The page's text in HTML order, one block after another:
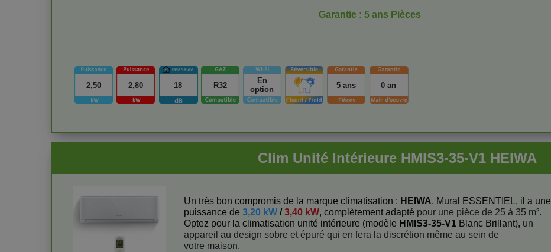
Garantie : 5 ans Pièces
5 ans 0 an
2,50 2,80
En
option
18 R32
Clim Unité Intérieure HMIS3-35-V1 HEIWA
Un très bon compromis de la marque climatisation : HEIWA, Mural ESSENTIEL, il a une
puissance de 3,20 kW /3,40 kW, complètement adapté pour une pièce de 25 à 35 m².
Optez pour la climatisation unité intérieure (modèle HMIS3-35-V1 Blanc Brillant), un
appareil au design sobre et épuré qui en fera la discrétion même au sein de
votre maison.